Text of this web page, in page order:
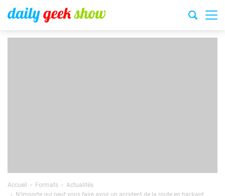
Accueil Formats
Actualités
N’importe qui peut vous faire avoir un accident de la route en hackant